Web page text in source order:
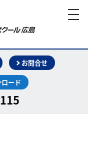
お問合せ
ード